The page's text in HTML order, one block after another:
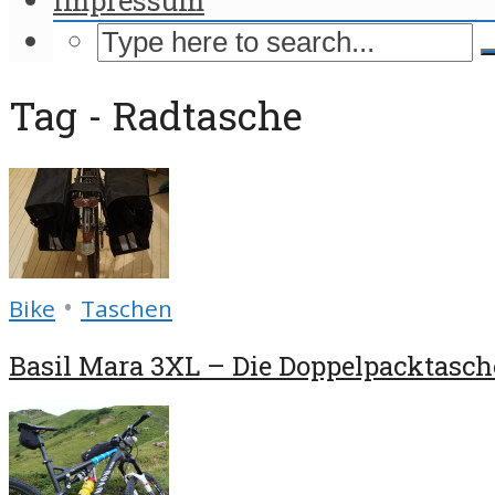
Tag - Radtasche
Bike • Taschen
Basil Mara 3XL – Die